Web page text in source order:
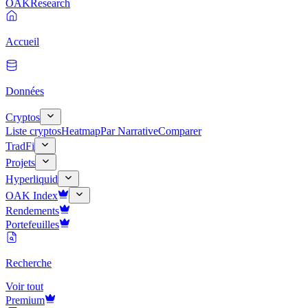
OAK Research
Accueil
Données
Cryptos
Liste cryptosHeatmapPar NarrativeComparer
TradFi
Projets
Hyperliquid
OAK Index
Rendements
Portefeuilles
Recherche
Voir tout
Premium